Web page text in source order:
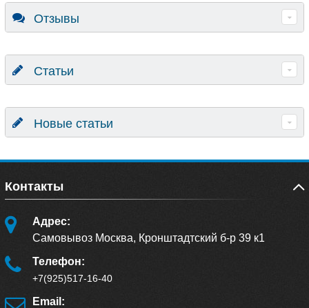
Отзывы
Статьи
Новые статьи
Контакты
Адрес:
Самовывоз Москва, Кронштадтский б-р 39 к1
Телефон:
+7(925)517-16-40
Email: